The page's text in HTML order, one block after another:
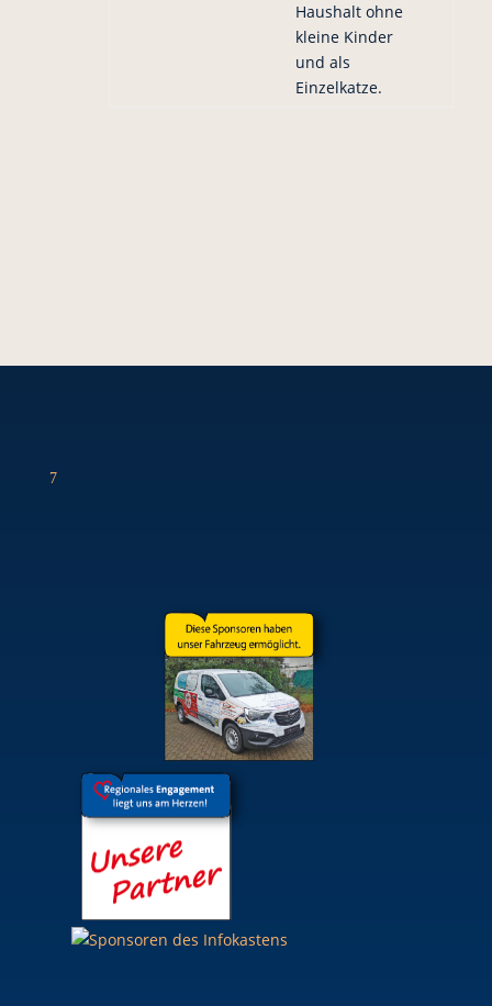
Haushalt ohne
kleine Kinder
und als
Einzelkatze.
7